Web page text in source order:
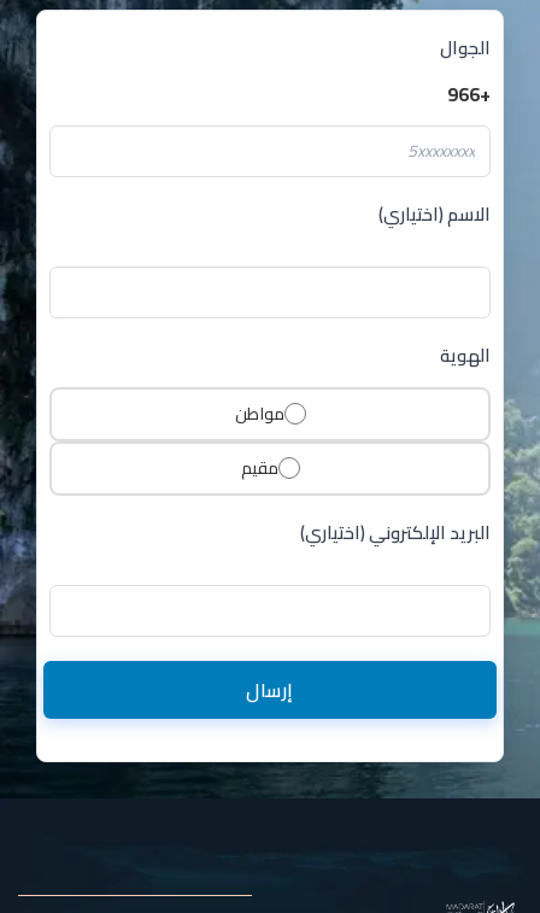
الجوال
+966
الاسم (اختياري)
الهوية
مواطن
مقيم
البريد الإلكتروني (اختياري)
إرسال